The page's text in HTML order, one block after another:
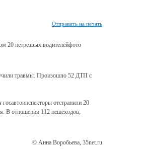
Отправить на печать
фото
травмы. Произошло 52 ДТП с
отстранили 20
В отношении 112 пешеходов,
© Анна Воробьева, 35net.ru